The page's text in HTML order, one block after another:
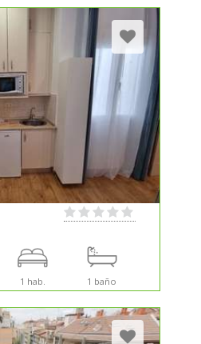
1 hab. 1 baño